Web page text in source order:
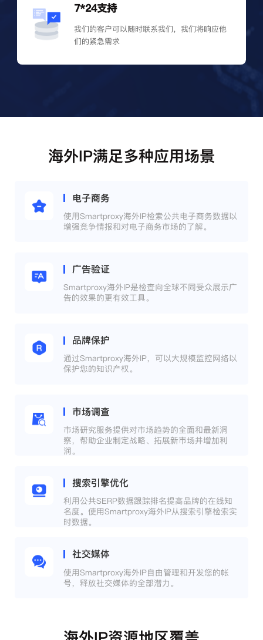
7*24支持
我们的客户可以随时联系我们，我们将响应他
们的紧急需求
海外IP满足多种应用场景
电子商务
使用Smartproxy海外IP检索公共电子商务数据以
增强竞争情报和对电子商务市场的了解。
广告验证
Smartproxy海外IP是检查向全球不同受众展示广
告的效果的更有效工具。
品牌保护
通过Smartproxy海外IP，可以大规模监控网络以
保护您的知识产权。
市场调查
市场研究服务提供对市场趋势的全面和最新洞
察，帮助企业制定战略、拓展新市场并增加利
润。
搜索引擎优化
利用公共SERP数据跟踪排名提高品牌的在线知
名度。使用Smartproxy海外IP从搜索引擎检索实
时数据。
社交媒体
使用Smartproxy海外IP自由管理和开发您的帐
号，释放社交媒体的全部潜力。